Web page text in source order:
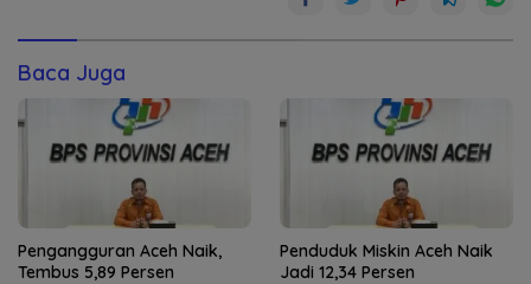
Baca Juga
Pengangguran Aceh Naik,
Tembus 5,89 Persen
Penduduk Miskin Aceh Naik
Jadi 12,34 Persen